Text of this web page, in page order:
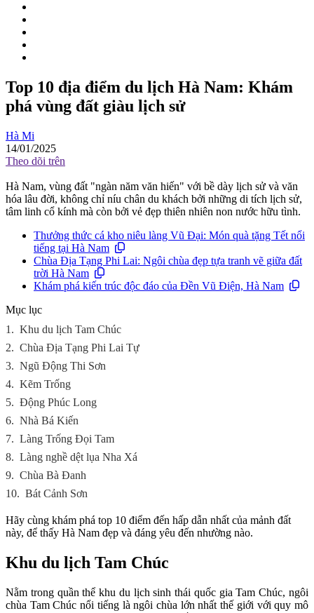
Top 10 địa điểm du lịch Hà Nam: Khám
phá vùng đất giàu lịch sử
Hà Mi
14/01/2025
Theo dõi trên
Hà Nam, vùng đất "ngàn năm văn hiến" với bề dày lịch sử và văn
hóa lâu đời, không chỉ níu chân du khách bởi những di tích lịch sử,
tâm linh cổ kính mà còn bởi vẻ đẹp thiên nhiên non nước hữu tình.
Thưởng thức cá kho niêu làng Vũ Đại: Món quà tặng Tết nổi
tiếng tại Hà Nam
Chùa Địa Tạng Phi Lai: Ngôi chùa đẹp tựa tranh vẽ giữa đất
trời Hà Nam
Khám phá kiến trúc độc đáo của Đền Vũ Điện, Hà Nam
Mục lục
1. Khu du lịch Tam Chúc
2. Chùa Địa Tạng Phi Lai Tự
3. Ngũ Động Thi Sơn
4. Kẽm Trống
5. Động Phúc Long
6. Nhà Bá Kiến
7. Làng Trống Đọi Tam
8. Làng nghề dệt lụa Nha Xá
9. Chùa Bà Đanh
10. Bát Cảnh Sơn
Hãy cùng khám phá top 10 điểm đến hấp dẫn nhất của mảnh đất
này, để thấy Hà Nam đẹp và đáng yêu đến nhường nào.
Khu du lịch Tam Chúc
Nằm trong quần thể khu du lịch sinh thái quốc gia Tam Chúc, ngôi
chùa Tam Chúc nổi tiếng là ngôi chùa lớn nhất thế giới với quy mô